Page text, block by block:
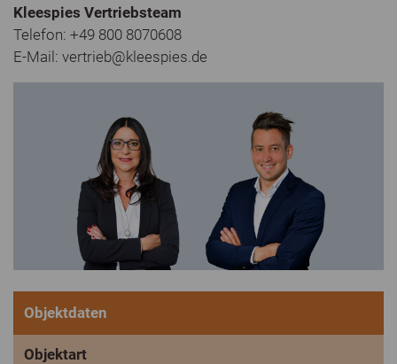
Kleespies Vertriebsteam
Telefon: +49 800 8070608
E-Mail: vertrieb@kleespies.de
Objektdaten
Objektart